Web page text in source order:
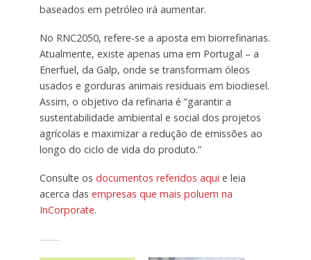
baseados em petróleo irá aumentar.
No RNC2050, refere-se a aposta em biorrefinarias.
Atualmente, existe apenas uma em Portugal – a
Enerfuel, da Galp, onde se transformam óleos
usados e gorduras animais residuais em biodiesel.
Assim, o objetivo da refinaria é “garantir a
sustentabilidade ambiental e social dos projetos
agrícolas e maximizar a redução de emissões ao
longo do ciclo de vida do produto.”
Consulte os documentos referidos aqui e leia
acerca das empresas que mais poluem na
InCorporate.